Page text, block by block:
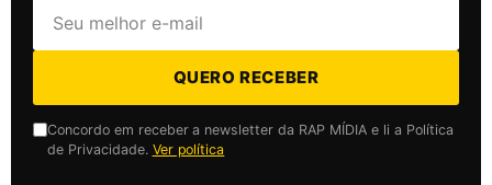
QUERO RECEBER
Concordo em receber a newsletter da RAP MÍDIA e li a Política
de Privacidade. Ver política